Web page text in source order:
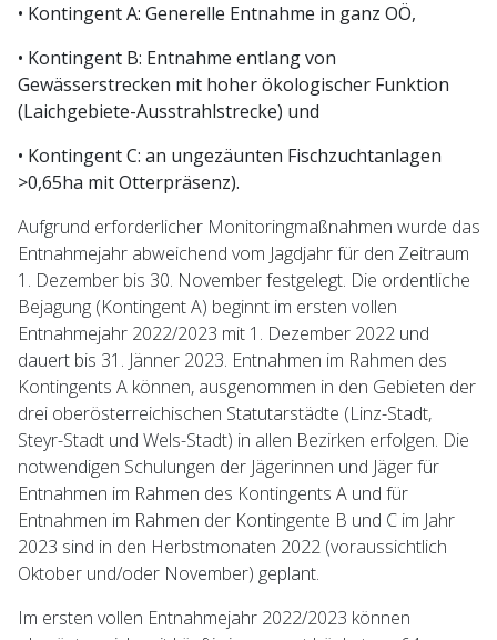
• Kontingent A: Generelle Entnahme in ganz OÖ,
• Kontingent B: Entnahme entlang von
Gewässerstrecken mit hoher ökologischer Funktion
(Laichgebiete-Ausstrahlstrecke) und
• Kontingent C: an ungezäunten Fischzuchtanlagen
>0,65ha mit Otterpräsenz).
Aufgrund erforderlicher Monitoringmaßnahmen wurde das
Entnahmejahr abweichend vom Jagdjahr für den Zeitraum
1. Dezember bis 30. November festgelegt. Die ordentliche
Bejagung (Kontingent A) beginnt im ersten vollen
Entnahmejahr 2022/2023 mit 1. Dezember 2022 und
dauert bis 31. Jänner 2023. Entnahmen im Rahmen des
Kontingents A können, ausgenommen in den Gebieten der
drei oberösterreichischen Statutarstädte (Linz-Stadt,
Steyr-Stadt und Wels-Stadt) in allen Bezirken erfolgen. Die
notwendigen Schulungen der Jägerinnen und Jäger für
Entnahmen im Rahmen des Kontingents A und für
Entnahmen im Rahmen der Kontingente B und C im Jahr
2023 sind in den Herbstmonaten 2022 (voraussichtlich
Oktober und/oder November) geplant.
Im ersten vollen Entnahmejahr 2022/2023 können